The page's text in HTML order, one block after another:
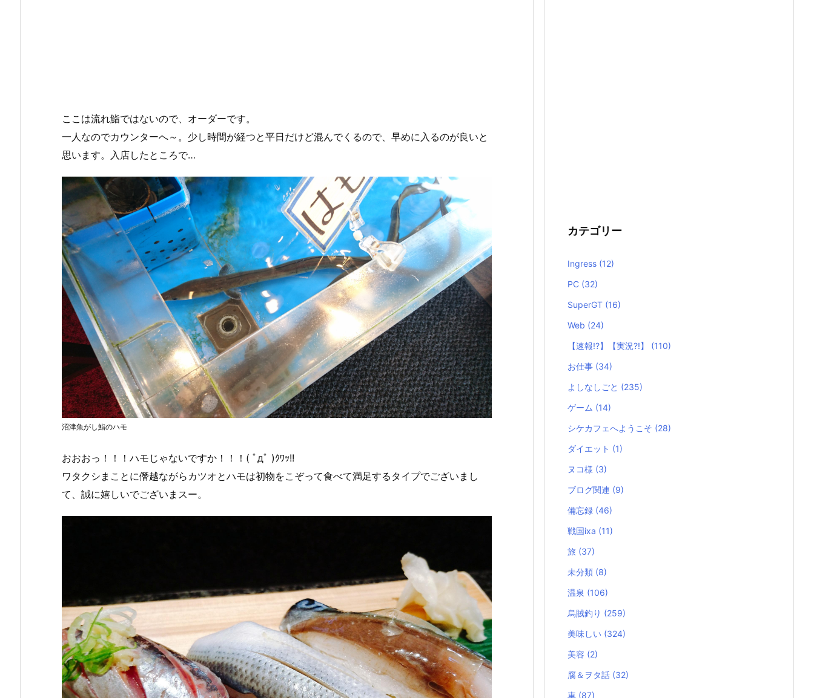
ここは流れ鮨ではないので、オーダーです。
一人なのでカウンターへ～。少し時間が経つと平日だけど混んでくるので、早めに入るのが良いと
思います。入店したところで…
沼津魚がし鮨のハモ
おおおっ！！！ハモじゃないですか！！！( ﾟдﾟ )ｸﾜｯ!!
ワタクシまことに僭越ながらカツオとハモは初物をこぞって食べて満足するタイプでございまし
て、誠に嬉しいでございまスー。
カテゴリー
Ingress (12)
PC (32)
SuperGT (16)
Web (24)
【速報!?】【実況?!】 (110)
お仕事 (34)
よしなしごと (235)
ゲーム (14)
シケカフェへようこそ (28)
ダイエット (1)
ヌコ様 (3)
ブログ関連 (9)
備忘録 (46)
戦国ixa (11)
旅 (37)
未分類 (8)
温泉 (106)
烏賊釣り (259)
美味しい (324)
美容 (2)
腐＆ヲタ話 (32)
車 (87)